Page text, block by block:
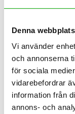
Denna
Vi använder
och annonserna
för sociala
vidarebefordrar
information från
annons- och